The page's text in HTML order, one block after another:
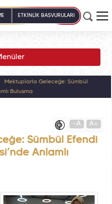
ETKİNLİK BAŞVURULARI
Mektuplarla Geleceğe: Sümbül
Buluşma
-A A+
Sümbül Efendi
Anlamlı